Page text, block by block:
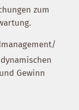
zum
Gewinn